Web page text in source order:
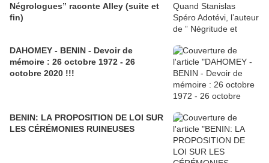
Négrologues” raconte Alley (suite et
fin)
DAHOMEY - BENIN - Devoir de
mémoire : 26 octobre 1972 - 26
octobre 2020 !!!
BENIN: LA PROPOSITION DE LOI SUR
LES CÉRÉMONIES RUINEUSES